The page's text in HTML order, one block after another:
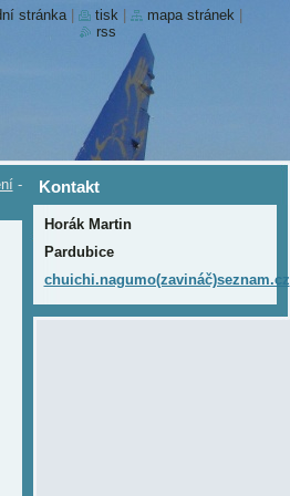
-
Kontakt
Horák Martin
Pardubice
chuichi.nagumo(zavináč)seznam.cz
stránka tisk mapa stránek
rss